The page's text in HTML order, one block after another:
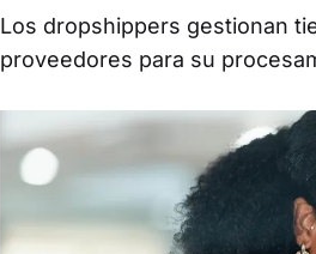
Los dropshippers gestionan
proveedores para su